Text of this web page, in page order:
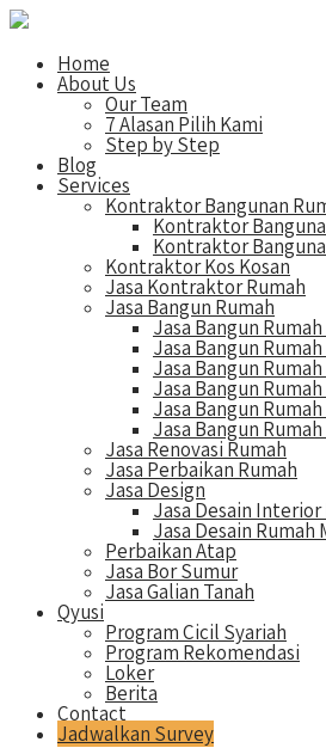
Home
About Us
Our Team
7 Alasan Pilih Kami
Step by Step
Blog
Services
Kontraktor Bangunan
Kontraktor
Kontraktor
Kontraktor Kos Kosan
Jasa Kontraktor Rumah
Jasa Bangun Rumah
Jasa Bangun
Jasa Bangun
Jasa Bangun
Jasa Bangun
Jasa Bangun
Jasa Bangun
Jasa Renovasi Rumah
Jasa Perbaikan Rumah
Jasa Design
Jasa Desain Interior
Jasa Desain Rumah
Perbaikan Atap
Jasa Bor Sumur
Jasa Galian Tanah
Qyusi
Program Cicil Syariah
Program Rekomendasi
Loker
Berita
Contact
Jadwalkan Survey